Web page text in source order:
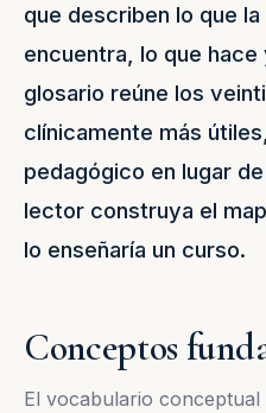
que describen lo que
encuentra, lo que
glosario reúne los
clínicamente más
pedagógico en lugar
lector construya el
lo enseñaría un curso.
Conceptos
El vocabulario